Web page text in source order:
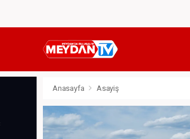
Anasayfa Asayiş